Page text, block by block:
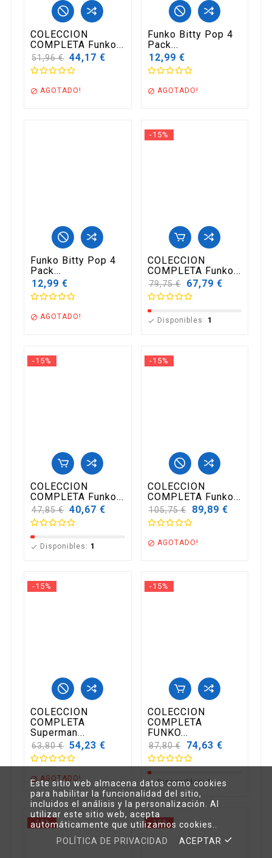
COLECCION
COMPLETA Funko...
Precio
base
51,96 € 44,17 €
 AGOTADO!
Funko Bitty Pop 4
Pack...
12,99 €
 AGOTADO!
Funko Bitty Pop 4
Pack...
12,99 €
 AGOTADO!
-15%
COLECCION
COMPLETA Funko...
Precio
base
79,75 € 67,79 €
 Disponibles: 1
-15%
COLECCION
COMPLETA Funko...
Precio
base
47,85 € 40,67 €
 Disponibles: 1
-15%
COLECCION
COMPLETA Funko...
Precio
base
105,75 € 89,89 €
 AGOTADO!
-15%
COLECCION
COMPLETA
Superman...
Precio
base
63,80 € 54,23 €
 AGOTADO!
-15%
COLECCION
COMPLETA
FUNKO...
Precio
base
87,80 € 74,63 €
Disponibles:1
-15% -15%
Este sitio web almacena datos como cookies
para habilitar la funcionalidad del sitio,
incluidos el análisis y la personalización. Al
utilizar este sitio web, acepta
automáticamente que utilizamos cookies..
POLÍTICA DE PRIVACIDAD
ACEPTAR